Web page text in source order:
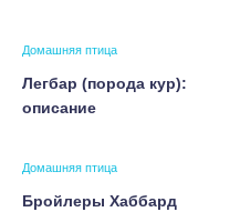
Домашняя птица
Легбар (порода кур):
описание
Домашняя птица
Бройлеры Хаббард